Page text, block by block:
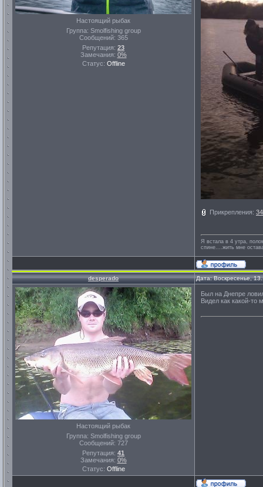
Настоящий рыбак
Группа: Smolfishing group
Сообщений: 365
Репутация: 23
Замечания: 0%
Статус: Offline
Прикрепления:
Я встала в 4 утра,
спине....жить мне
desperado Дата: Воскресенье,
Настоящий рыбак
Группа: Smolfishing group
Сообщений: 727
Репутация: 41
Замечания: 0%
Статус: Offline
Был на Днепре
Видел как какой-то